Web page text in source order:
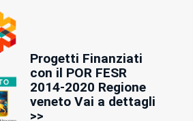
Progetti Finanziati
con il POR FESR
2014-2020 Regione
veneto Vai a dettagli
>>